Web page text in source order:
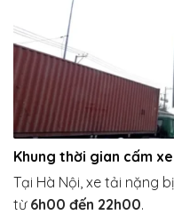
Khung thời gian cấm
Tại Hà Nội, xe tải nặng
từ 6h00 đến 22h00.